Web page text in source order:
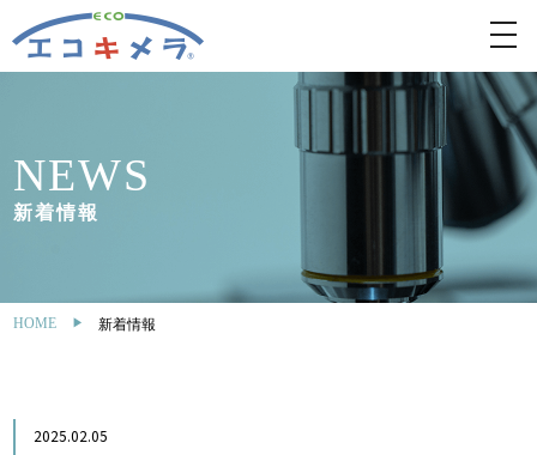
NEWS
新着情報
HOME 新着情報
2025.02.05